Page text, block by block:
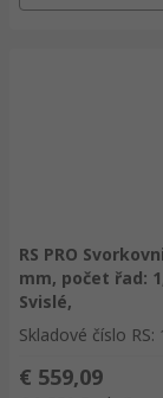
RS PRO
mm, počet řad:
Svislé,
Skladové číslo RS:
€ 559,09